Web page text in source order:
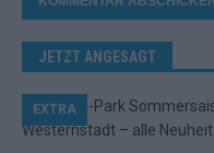
JETZT ANGESAGT
EXTRA